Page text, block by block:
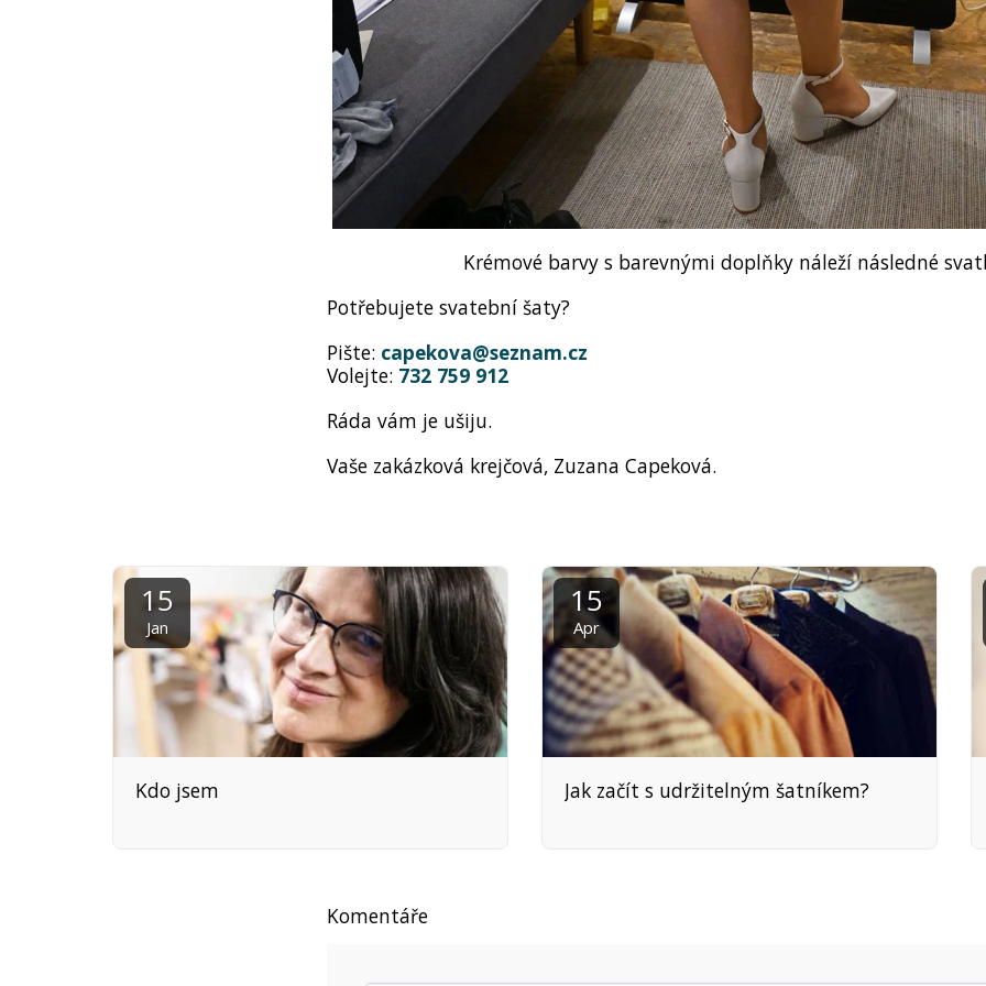
Krémové barvy s barevnými doplňky náleží následné
Potřebujete svatební šaty?
Pište: capekova@seznam.cz
Volejte: 732 759 912
Ráda vám je ušiju.
Vaše zakázková krejčová, Zuzana Capeková.
15
Jan
Kdo jsem
15
Apr
Jak začít s udržitelným šatníkem?
Komentáře